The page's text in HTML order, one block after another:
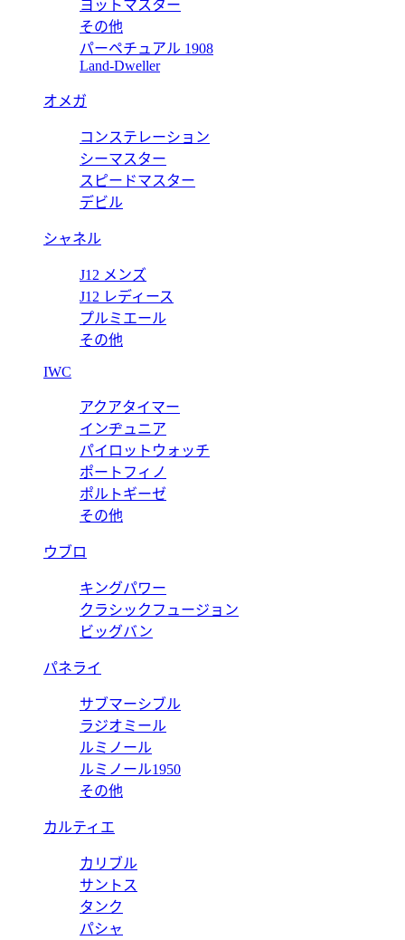
コピー オフショアクロノ プライドオブジャーマニー
コピー オフショア クロノ 26470OR.OO.1000OR.03 【2020
ヨットマスター
その他
パーペチュアル 1908
Land-Dweller
オメガ
コンステレーション
シーマスター
スピードマスター
デビル
シャネル
J12 メンズ
J12 レディース
プルミエール
その他
IWC
アクアタイマー
インヂュニア
パイロットウォッチ
ポートフィノ
ポルトギーゼ
その他
ウブロ
キングパワー
クラシックフュージョン
ビッグバン
パネライ
サブマーシブル
ラジオミール
ルミノール
ルミノール1950
その他
カルティエ
カリブル
サントス
タンク
パシャ